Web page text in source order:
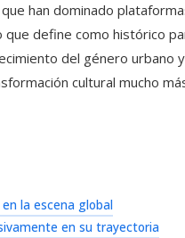
han dominado
define como histórico
del género urbano
cultural mucho
la escena global
en su trayectoria